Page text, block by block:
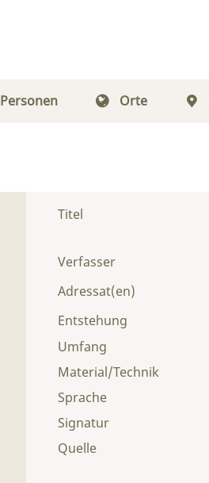
Personen Orte
Titel
Verfasser
Adressat(en)
Entstehung
Umfang
Material/Technik
Sprache
Signatur
Quelle